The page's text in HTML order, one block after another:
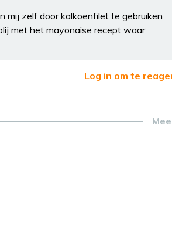
mij zelf door kalkoenfilet te gebruiken
met het mayonaise recept waar
Log in om te